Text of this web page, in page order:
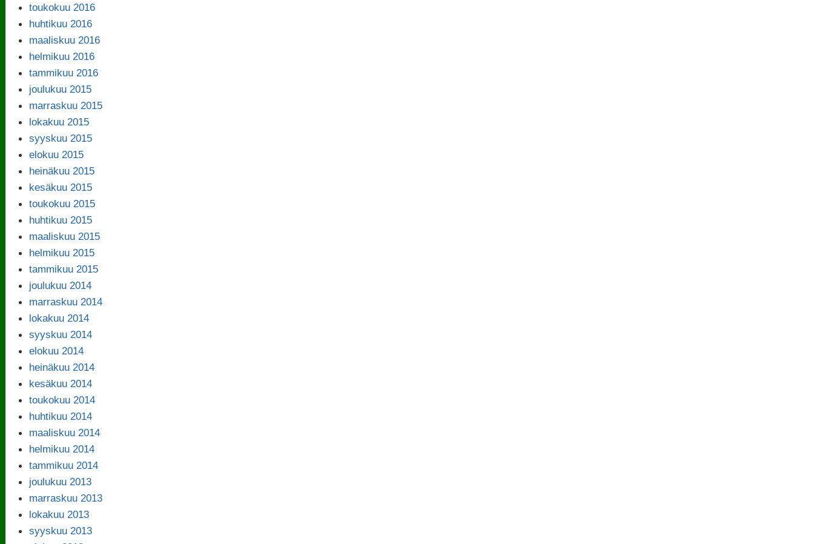
toukokuu 2016
huhtikuu 2016
maaliskuu 2016
helmikuu 2016
tammikuu 2016
joulukuu 2015
marraskuu 2015
lokakuu 2015
syyskuu 2015
elokuu 2015
heinäkuu 2015
kesäkuu 2015
toukokuu 2015
huhtikuu 2015
maaliskuu 2015
helmikuu 2015
tammikuu 2015
joulukuu 2014
marraskuu 2014
lokakuu 2014
syyskuu 2014
elokuu 2014
heinäkuu 2014
kesäkuu 2014
toukokuu 2014
huhtikuu 2014
maaliskuu 2014
helmikuu 2014
tammikuu 2014
joulukuu 2013
marraskuu 2013
lokakuu 2013
syyskuu 2013